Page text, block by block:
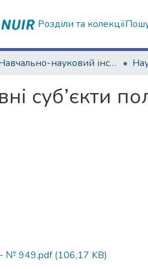
Розділи та колекції
Навчально-науковий інститут філософії, культурології, політології
суб’єкти
№ 949.pdf(106,17 KB)